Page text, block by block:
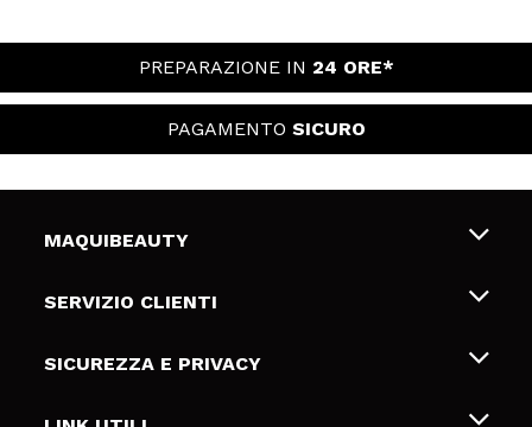
PREPARAZIONE IN 24 ORE*
PAGAMENTO SICURO
MAQUIBEAUTY
Chi siamo
Gift Cards
SERVIZIO CLIENTI
Spedizioni & Resi
SICUREZZA E PRIVACY
Termini e condizioni